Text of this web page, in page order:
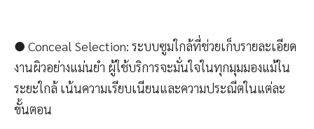
● Conceal Selection: ระบบซูมใกล้ที่ช่วยเก็บรายละเอียด
งานผิวอย่างแม่นยำ ผู้ใช้บริการจะมั่นใจในทุกมุมมองแม้ใน
ระยะใกล้ เน้นความเรียบเนียนและความประณีตในแต่ละ
ขั้นตอน